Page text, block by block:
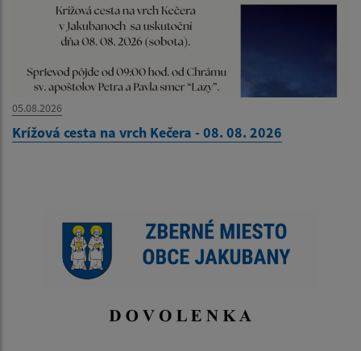
05.08.2026
Krížová cesta na vrch Kečera - 08. 08. 2026